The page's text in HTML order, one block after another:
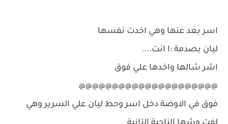
اسر بعد عنها وهي اخدت نفسها
ليان بصدمة :ا انت....
اشر شالها واخدها علي فوق
@@@@@@@@@@@@@@@@@@@@@
فوق في الاوضة دخل اسر وحط ليان علي السرير وهي